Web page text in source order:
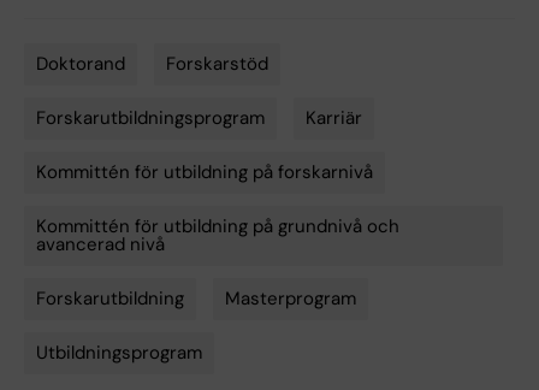
Doktorand Forskarstöd
Forskarutbildningsprogram Karriär
Kommittén för utbildning på forskarnivå
Kommittén för utbildning på grundnivå och
avancerad nivå
Forskarutbildning Masterprogram
Utbildningsprogram